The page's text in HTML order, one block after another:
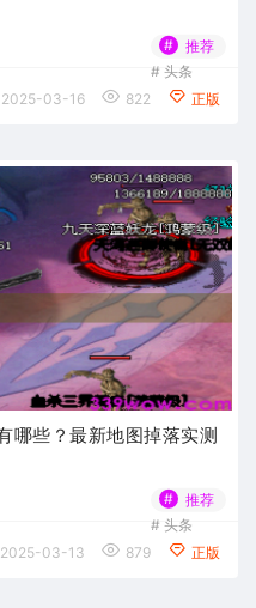
#
推荐
# 头条
2025-03-16 822 正版
哪些？最新地图掉落实测
#
推荐
# 头条
2025-03-13 879 正版